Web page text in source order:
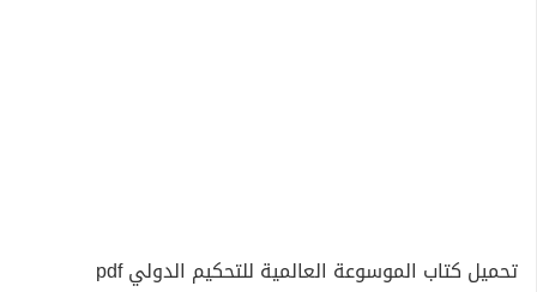
تحميل كتاب الموسوعة العالمية للتحكيم الدولي pdf